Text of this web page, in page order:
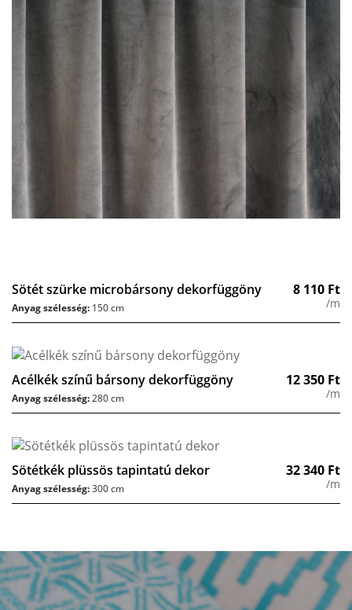
Sötét szürke microbársony dekorfüggöny 8 110 Ft
/m
Anyag szélesség: 150 cm
Acélkék színű bársony dekorfüggöny 12 350 Ft
/m
Anyag szélesség:280 cm
Sötétkék plüssös tapintatú dekor 32 340 Ft
/m
Anyag szélesség:300 cm